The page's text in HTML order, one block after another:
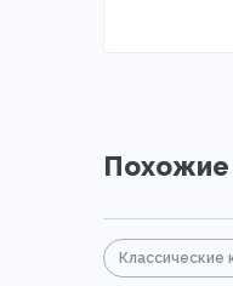
Похожие
Классические